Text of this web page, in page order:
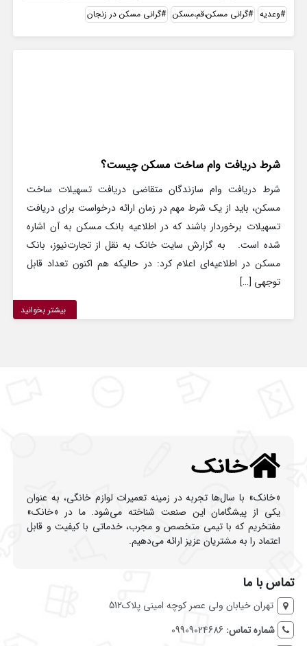
وعدیه
گرانی مسکن،قم،مسکن گرانی مسکن در زنجان
شرط دریافت وام ساخت مسکن چیست؟
شرط دریافت وام سازندگان متقاضی دریافت تسهیلات ساخت
مسکن، باید از یک شرط مهم در زمان ارائه درخواست برای دریافت
تسهیلات برخوردار باشند که در اطلاعیه بانک مسکن به آن اشاره
شده است. به گزارش سایت خانک به نقل از تجارت‌نیوز، بانک
مسکن در اطلاعیه‌ای اعلام کرد: در حالیکه هم اکنون تعداد قابل
توجهی […]
بیشتر بخوانید
«خانک» با سال‌ها تجربه در زمینه تعمیرات لوازم خانگی، به عنوان
یکی از پیشگامان این صنعت شناخته می‌شود. ما در «خانک»
مفتخریم که با تیمی متخصص و مجرب، خدماتی با کیفیت و قابل
اعتماد را به مشتریان عزیز ارائه می‌دهیم.
تماس با ما
تهران خیابان ولی عصر کوچه امینی پلاک512
شماره تماس: 09909024686